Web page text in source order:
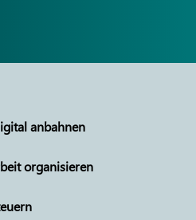
anbahnen
organisieren